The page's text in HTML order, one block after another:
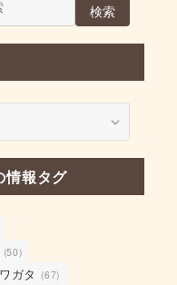
検索
情報タグ
(50)
ガタ (67)